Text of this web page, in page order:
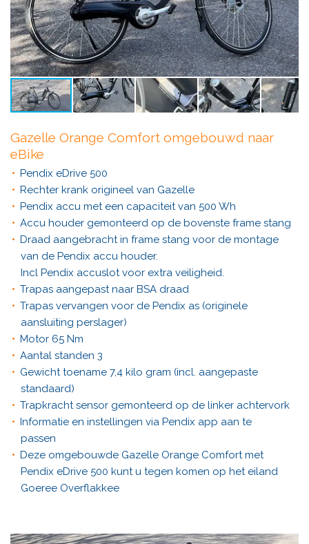
Gazelle Orange Comfort omgebouwd naar
eBike
Pendix eDrive 500
Rechter krank origineel van Gazelle
Pendix accu met een capaciteit van 500 Wh
Accu houder gemonteerd op de bovenste frame stang
Draad aangebracht in frame stang voor de montage
van de Pendix accu houder.
Incl Pendix accuslot voor extra veiligheid.
Trapas aangepast naar BSA draad
Trapas vervangen voor de Pendix as (originele
aansluiting perslager)
Motor 65 Nm
Aantal standen 3
Gewicht toename 7,4 kilo gram (incl. aangepaste
standaard)
Trapkracht sensor gemonteerd op de linker achtervork
Informatie en instellingen via Pendix app aan te
passen
Deze omgebouwde Gazelle Orange Comfort met
Pendix eDrive 500 kunt u tegen komen op het eiland
Goeree Overflakkee